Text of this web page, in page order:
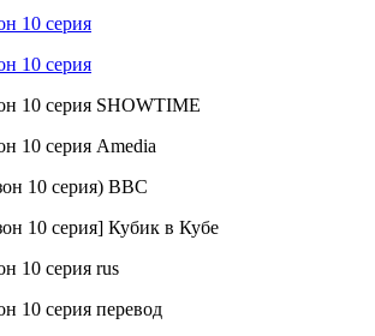
10 серия
10 серия
10 серия SHOWTIME
10 серия Amedia
10 серия) BBC
10 серия] Кубик в Кубе
10 серия rus
10 серия перевод